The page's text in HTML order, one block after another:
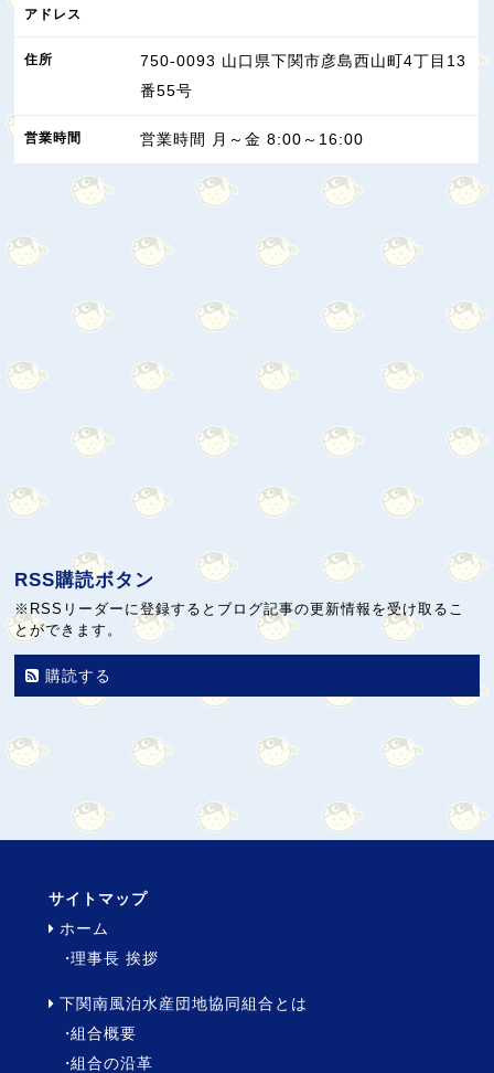
アドレス
住所 750-0093 山口県下関市彦島西山町4丁目13
番55号
営業時間 営業時間 月～金 8:00～16:00
RSS購読ボタン
※RSSリーダーに登録するとブログ記事の更新情報を受け取るこ
とができます。
購読する
サイトマップ
ホーム
理事長 挨拶
下関南風泊水産団地協同組合とは
組合概要
組合の沿革